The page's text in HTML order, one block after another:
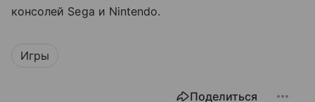
консолей Sega и Nintendo.
Игры
Поделиться